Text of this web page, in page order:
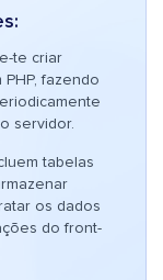
te criar
fazendo
servidor.
tabelas
os dados
do front-